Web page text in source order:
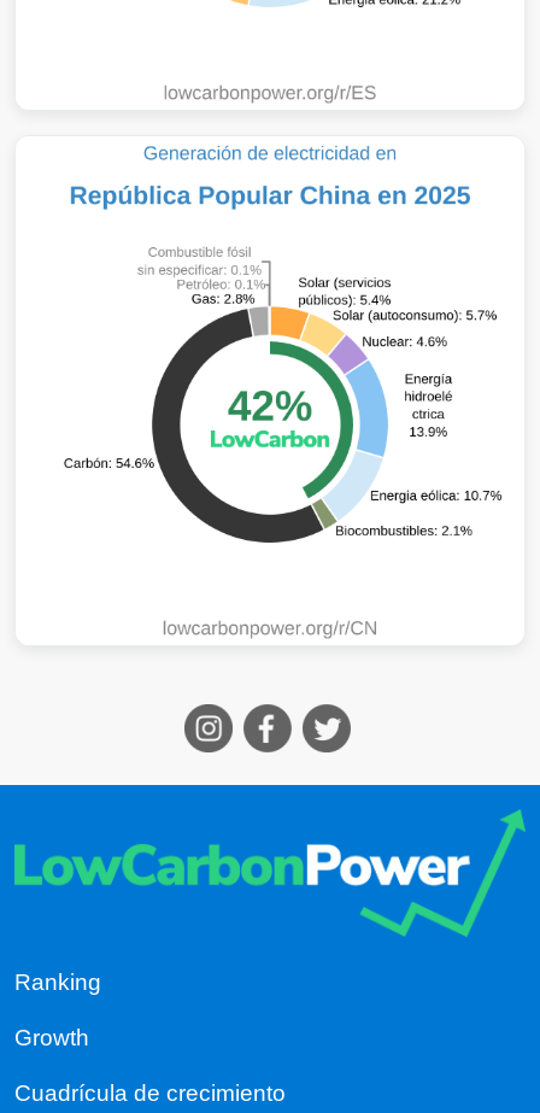
Ranking
Growth
Cuadrícula de crecimiento